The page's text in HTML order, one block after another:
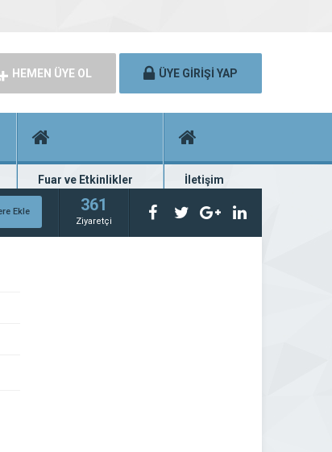
HEMEN ÜYE OL ÜYE GİRİŞİ YAP
Fuar ve Etkinlikler
Fuar ve etkinlik planları
İletişim
Bize ulaşın
Ekle 361
Ziyaretçi